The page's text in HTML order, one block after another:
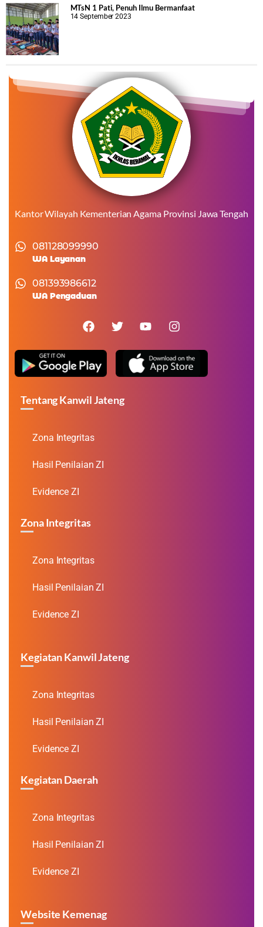
MTsN 1 Pati, Penuh Ilmu Bermanfaat
14 September 2023
Kantor Wilayah Kementerian Agama Provinsi Jawa Tengah
081128099990
WA Layanan
081393986612
WA Pengaduan
Tentang Kanwil Jateng
Zona Integritas
Hasil Penilaian ZI
Evidence ZI
Zona Integritas
Zona Integritas
Hasil Penilaian ZI
Evidence ZI
Kegiatan Kanwil Jateng
Zona Integritas
Hasil Penilaian ZI
Evidence ZI
Kegiatan Daerah
Zona Integritas
Hasil Penilaian ZI
Evidence ZI
Website Kemenag